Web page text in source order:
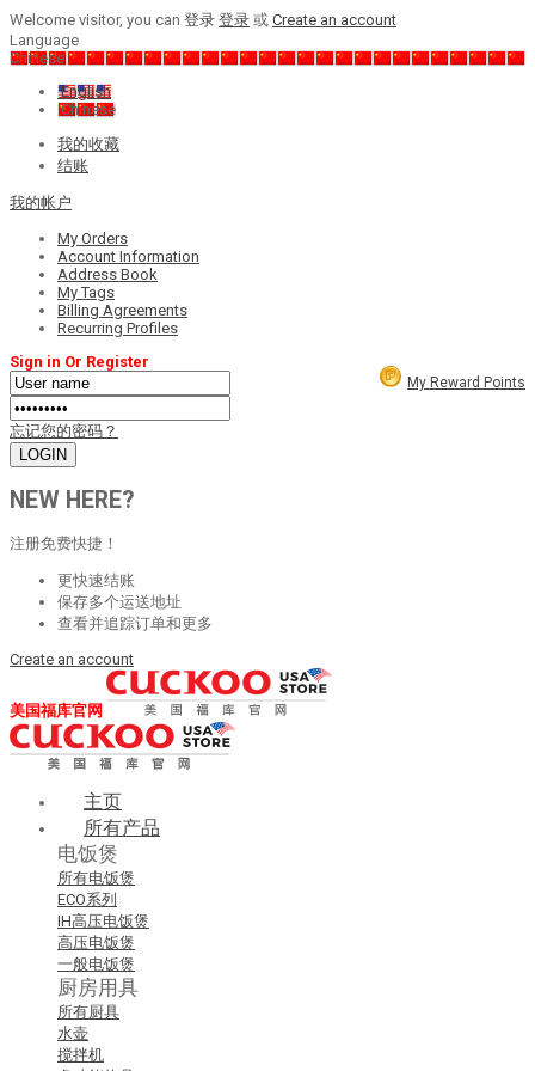
Welcome visitor, you can 登录 登录 或 Create an account
Language
Chinese
English
Chinese
我的收藏
结账
我的帐户
My Orders
Account Information
Address Book
My Tags
Billing Agreements
Recurring Profiles
My Reward Points
Sign in Or Register
忘记您的密码？
NEW HERE?
注册免费快捷！
更快速结账
保存多个运送地址
查看并追踪订单和更多
Create an account
美国福库官网
主页
所有产品
电饭煲
所有电饭煲
ECO系列
IH高压电饭煲
高压电饭煲
一般电饭煲
厨房用具
所有厨具
水壶
搅拌机